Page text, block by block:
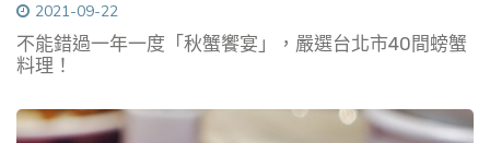
2021-09-22
不能錯過一年一度「秋蟹饗宴」，嚴選台北市40間螃蟹
料理！